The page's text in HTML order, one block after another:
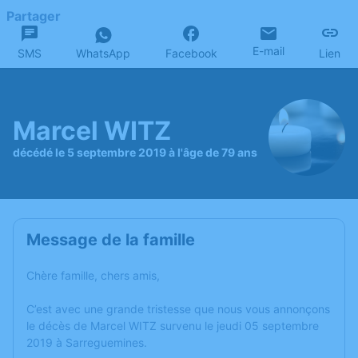
Partager
SMS WhatsApp Facebook E-mail Lien
Marcel WITZ
décédé le 5 septembre 2019 à l'âge de 79 ans
Message de la famille
Chère famille, chers amis,
C’est avec une grande tristesse que nous vous annonçons
le décès de Marcel WITZ survenu le jeudi 05 septembre
2019 à Sarreguemines.